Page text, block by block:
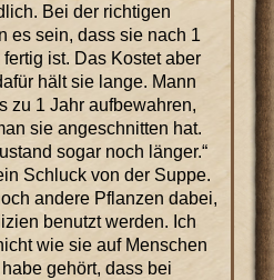
Bei der richtigen
es sein, dass sie nach 1
ist. Das Kostet aber
hält sie lange. Mann
zu 1 Jahr aufbewahren,
sie angeschnitten hat.
sogar noch länger.“
Schluck von der Suppe.
andere Pflanzen dabei,
benutzt werden. Ich
wie sie auf Menschen
gehört, dass bei